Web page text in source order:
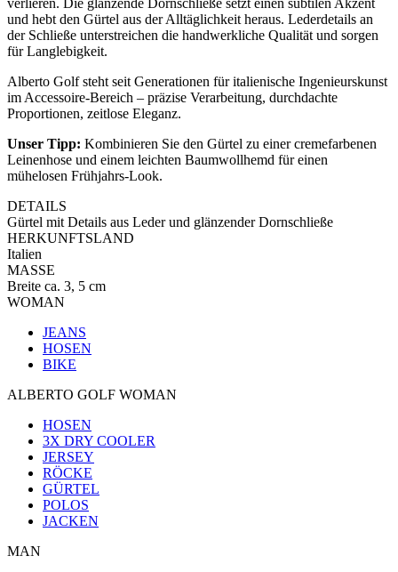
und hebt den Gürtel aus der Alltäglichkeit heraus. Lederdetails an
der Schließe unterstreichen die handwerkliche Qualität und sorgen
für Langlebigkeit.
Alberto Golf steht seit Generationen für italienische Ingenieurskunst
im Accessoire-Bereich – präzise Verarbeitung, durchdachte
Proportionen, zeitlose Eleganz.
Unser Tipp: Kombinieren Sie den Gürtel zu einer cremefarbenen
Leinenhose und einem leichten Baumwollhemd für einen
mühelosen Frühjahrs-Look.
DETAILS
Gürtel mit Details aus Leder und glänzender Dornschließe
HERKUNFTSLAND
Italien
MASSE
Breite ca. 3, 5 cm
WOMAN
JEANS
HOSEN
BIKE
ALBERTO GOLF WOMAN
HOSEN
3X DRY COOLER
JERSEY
RÖCKE
GÜRTEL
POLOS
JACKEN
MAN